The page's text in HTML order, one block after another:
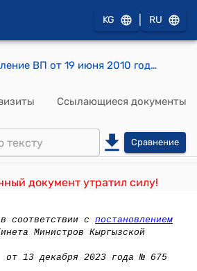
KG RU
Постановление ВП от 19 июня 2010 года №93 "О специальном счете для оказания материальной помощи гражданам Кыргызской Республики, пострадавшим в результате массовых беспорядков, произошедших в Ошской, Джалал-Абадской областях и городе Ош"
Ссылающиеся документы
Сравнение
документ утратил силу!